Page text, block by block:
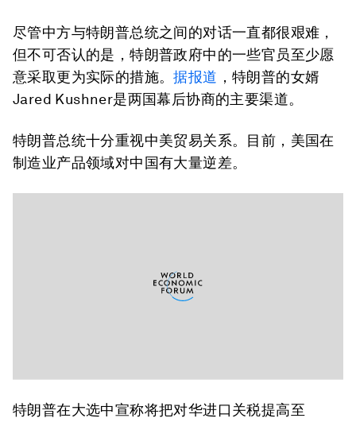
尽管中方与特朗普总统之间的对话一直都很艰难，
但不可否认的是，特朗普政府中的一些官员至少愿
意采取更为实际的措施。据报道 ，特朗普的女婿
Jared Kushner是两国幕后协商的主要渠道。
特朗普总统十分重视中美贸易关系。目前，美国在
制造业产品领域对中国有大量逆差。
特朗普在大选中宣称将把对华进口关税提高至